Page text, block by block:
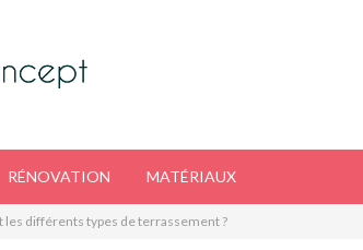
RÉNOVATION MATÉRIAUX
les différents types de terrassement ?